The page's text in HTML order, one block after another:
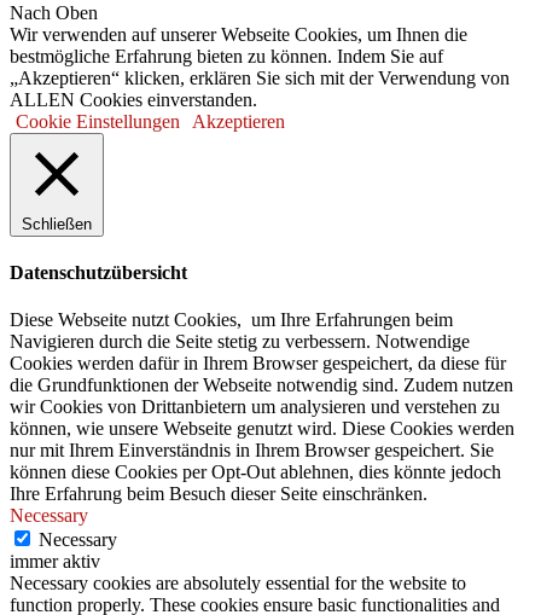
Nach Oben
Wir verwenden auf unserer Webseite Cookies, um Ihnen die
bestmögliche Erfahrung bieten zu können. Indem Sie auf
„Akzeptieren“ klicken, erklären Sie sich mit der Verwendung von
ALLEN Cookies einverstanden.
Cookie Einstellungen
Akzeptieren
Schließen
Datenschutzübersicht
Diese Webseite nutzt Cookies, um Ihre Erfahrungen beim
Navigieren durch die Seite stetig zu verbessern. Notwendige
Cookies werden dafür in Ihrem Browser gespeichert, da diese für
die Grundfunktionen der Webseite notwendig sind. Zudem nutzen
wir Cookies von Drittanbietern um analysieren und verstehen zu
können, wie unsere Webseite genutzt wird. Diese Cookies werden
nur mit Ihrem Einverständnis in Ihrem Browser gespeichert. Sie
können diese Cookies per Opt-Out ablehnen, dies könnte jedoch
Ihre Erfahrung beim Besuch dieser Seite einschränken.
Necessary
Necessary
immer aktiv
Necessary cookies are absolutely essential for the website to
function properly. These cookies ensure basic functionalities and